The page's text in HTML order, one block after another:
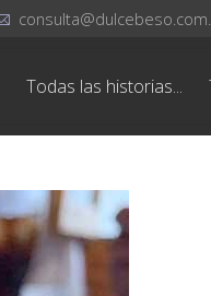
Todas las historias...